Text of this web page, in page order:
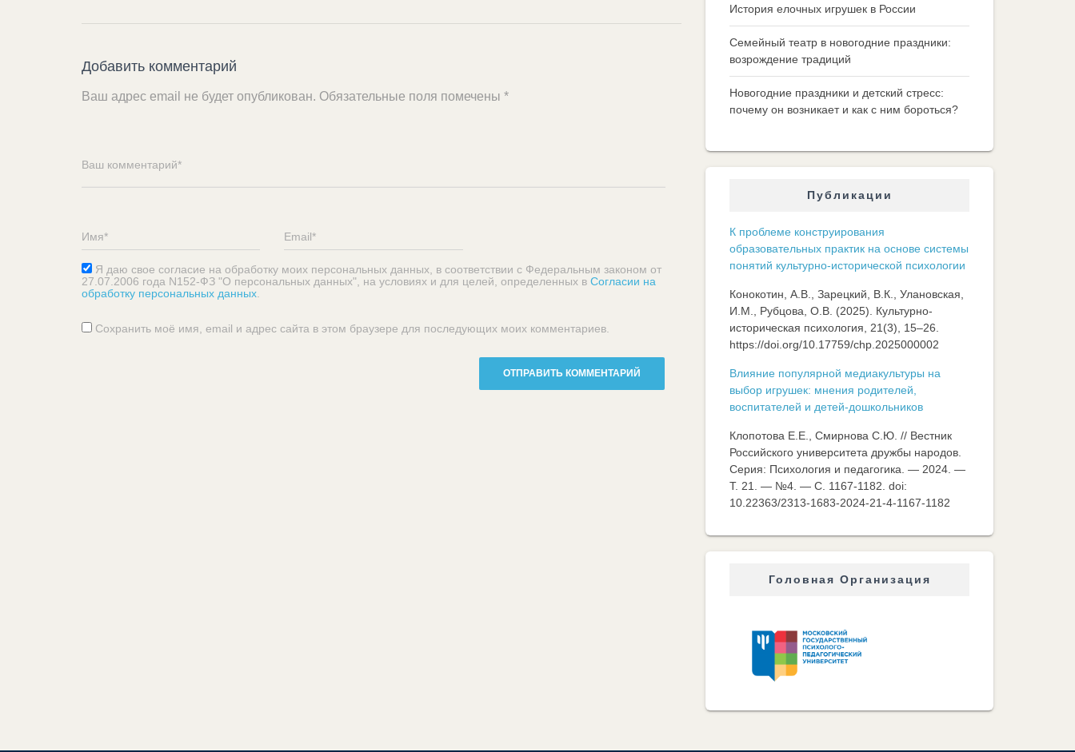
Добавить комментарий
Ваш адрес email не будет опубликован. Обязательные поля помечены *
Я даю свое согласие на обработку моих персональных данных, в соответствии с Федеральным законом от
27.07.2006 года N152-ФЗ "О персональных данных", на условиях и для целей, определенных в Согласии на
обработку персональных данных
Сохранить моё имя, email и адрес сайта в этом браузере для последующих моих комментариев.
История елочных игрушек в России
Семейный театр в новогодние праздники:
возрождение традиций
Новогодние праздники и детский стресс:
почему он возникает и как с ним бороться?
Публикации
К проблеме конструирования
образовательных практик на основе системы
понятий культурно-исторической психологии
Конокотин, А.В., Зарецкий, В.К., Улановская,
И.М., Рубцова, О.В. (2025). Культурно-
историческая психология, 21(3), 15–26.
https://doi.org/10.17759/chp.2025000002
Влияние популярной медиакультуры на
выбор игрушек: мнения родителей,
воспитателей и детей-дошкольников
Клопотова Е.Е., Смирнова С.Ю. // Вестник
Российского университета дружбы народов.
Серия: Психология и педагогика. — 2024. —
Т. 21. — №4. — C. 1167-1182. doi:
10.22363/2313-1683-2024-21-4-1167-1182
Головная Организация